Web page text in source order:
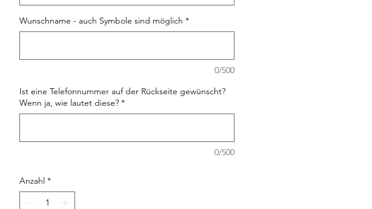
Wunschname - auch Symbole sind möglich *
0/500
Ist eine Telefonnummer auf der Rückseite gewünscht?
Wenn ja, wie lautet diese? *
0/500
Anzahl *